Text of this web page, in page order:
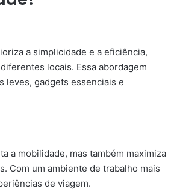
a simplicidade e a eficiência,
locais. Essa abordagem
leves, gadgets essenciais e
a mobilidade, mas também maximiza
Com um ambiente de trabalho mais
de viagem.